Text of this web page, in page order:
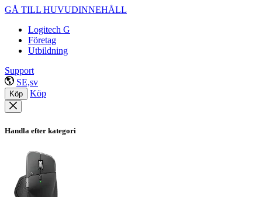
GÅ TILL HUVUDINNEHÅLL
Logitech G
Företag
Utbildning
Support
SE,sv
Köp Köp
Handla efter kategori